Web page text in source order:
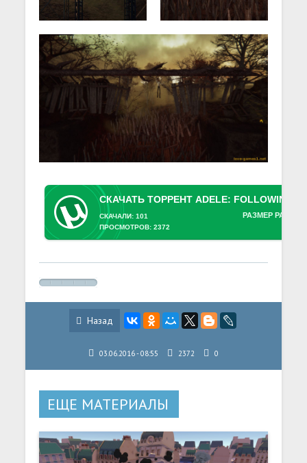
РАЗМЕР
СКАЧАЛИ: 101
ПРОСМОТРОВ: 2372
Назад
03.06.2016 - 08:55 2372 0
ЕЩЕ МАТЕРИАЛЫ